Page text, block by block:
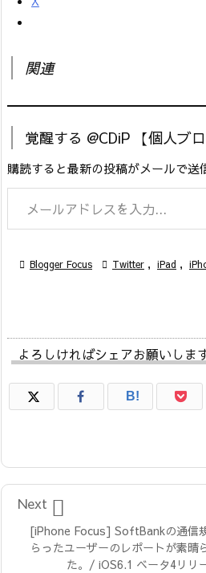
関連
覚醒する @CDiP 【個人ブ
購読すると最新の投稿がメールで送
メールアドレスを入力...
 Blogger Focus  Twitter , iPad ,
よろしければシェアお願いしま
B!
[iPhone Focus] SoftBankの通信
らったユーザーのレポートが素晴
た。/ iOS6.1 ベータ4リリ

Next